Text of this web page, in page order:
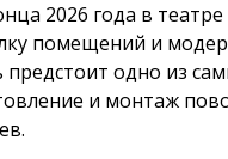
2026 года в
помещений и
предстоит одно из
и монтаж